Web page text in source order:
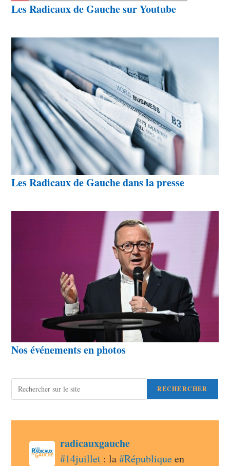
Les Radicaux de Gauche sur Youtube
Les Radicaux de Gauche dans la presse
Nos événements en photos
RECHERCHER
radicauxgauche avatar
radicauxgauchepost
#14juillet : la #République en